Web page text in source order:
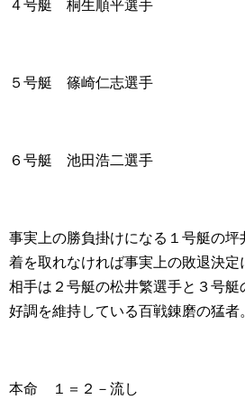
４号艇 桐生順平選手
５号艇 篠崎仁志選手
６号艇 池田浩二選手
事実上の勝負掛けになる１号艇の坪
着を取れなければ事実上の敗退決定
相手は２号艇の松井繁選手と３号艇
好調を維持している百戦錬磨の猛者
本命 １＝２－流し